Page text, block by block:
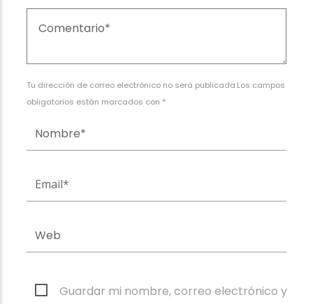
Tu dirección de correo electrónico no será publicada.Los campos
obligatorios están marcados con *
Guardar mi nombre, correo electrónico y